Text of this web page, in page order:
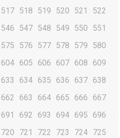
517 518 519 520 521
522
546 547 548 549 550
551
575 576 577 578 579
580
604 605 606 607 608
609
633 634 635 636 637 638
662 663 664 665 666
667
691 692 693 694 695
696
720 721 722 723 724 725